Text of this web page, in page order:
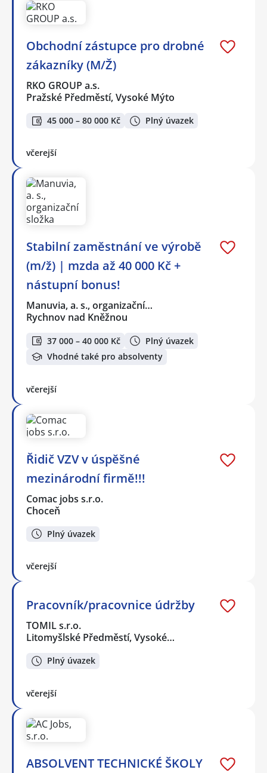
Obchodní zástupce pro drobné
zákazníky (M/Ž)
RKO GROUP a.s.
Pražské Předměstí, Vysoké Mýto
45 000 – 80 000 Kč Plný úvazek
včerejší
Stabilní zaměstnání ve výrobě
(m/ž) | mzda až 40 000 Kč +
nástupní bonus!
Manuvia, a. s., organizační…
Rychnov nad Kněžnou
37 000 – 40 000 Kč
Plný úvazek
Vhodné také pro absolventy
včerejší
Řidič VZV v úspěšné
mezinárodní firmě!!!
Comac jobs s.r.o.
Choceň
Plný úvazek
včerejší
Pracovník/pracovnice údržby
TOMIL s.r.o.
Litomyšlské Předměstí, Vysoké…
Plný úvazek
včerejší
ABSOLVENT TECHNICKÉ ŠKOLY